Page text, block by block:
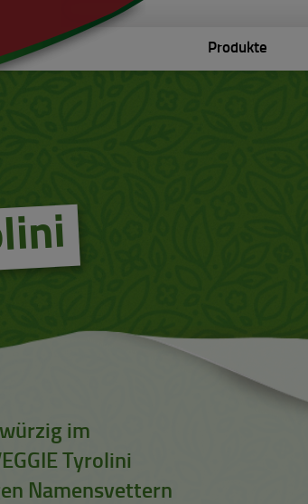
Produkte
im
Tyrolini
Namensvettern